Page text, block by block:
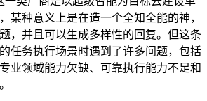
某种意义上是在造一个全知全能的神，
，并且可以生成多样性的回复。但这条
任务执行场景时遇到了许多问题，包括
业领域能力欠缺、可靠执行能力不足和